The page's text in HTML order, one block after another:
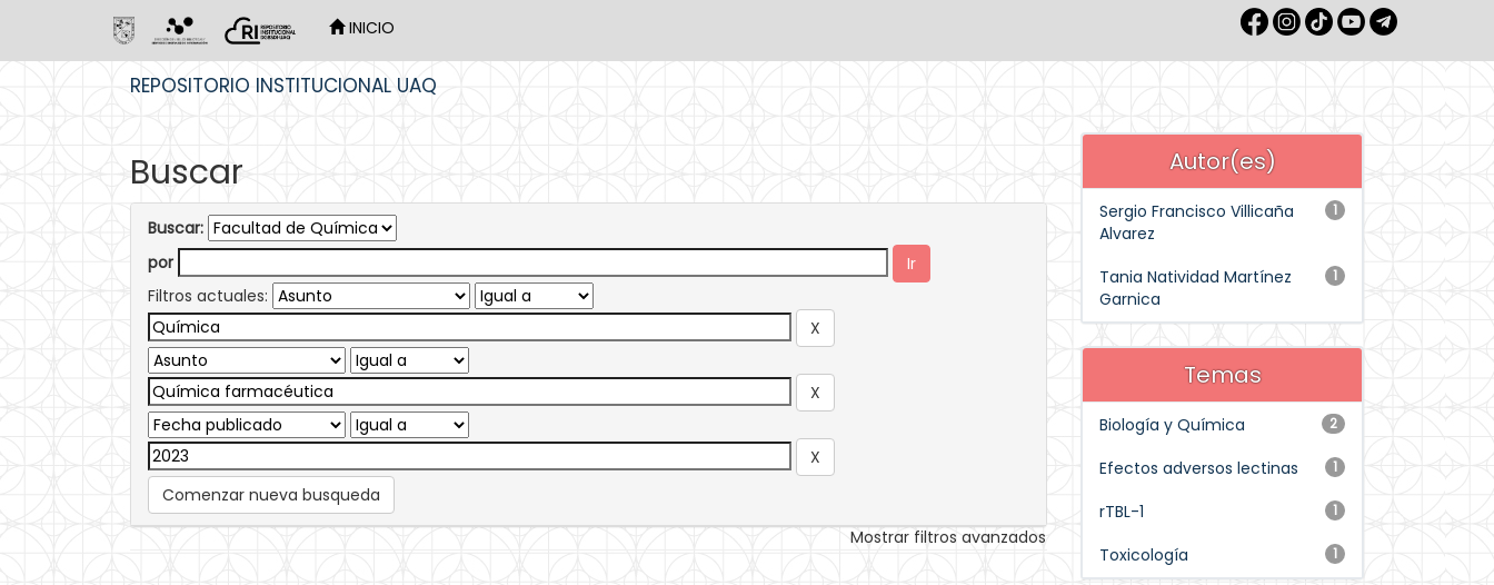
INICIO
REPOSITORIO INSTITUCIONAL UAQ
Buscar
Buscar:
por
Filtros actuales:
Comenzar nueva busqueda
Mostrar filtros avanzados
Autor(es)
1
Sergio Francisco Villicaña
Alvarez
1
Tania Natividad Martínez
Garnica
Temas
2
Biología y Química
1
Efectos adversos lectinas
1
rTBL-1
1
Toxicología